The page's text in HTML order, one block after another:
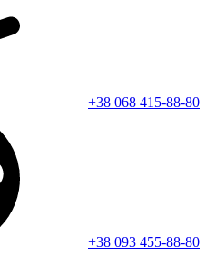
+38 068 415-88-80
+38 093 455-88-80